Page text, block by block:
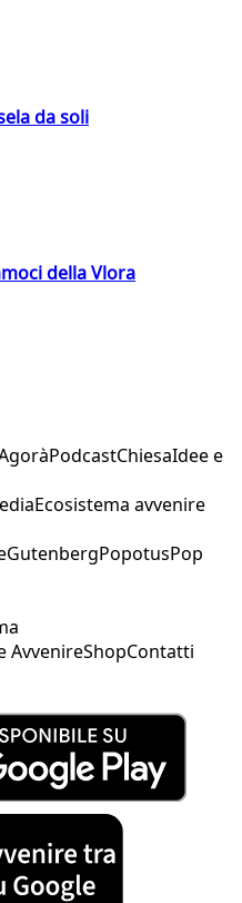
da soli
della Vlora
PodcastChiesaIdee e
Ecosistema avvenire
GutenbergPopotusPop
AvvenireShopContatti